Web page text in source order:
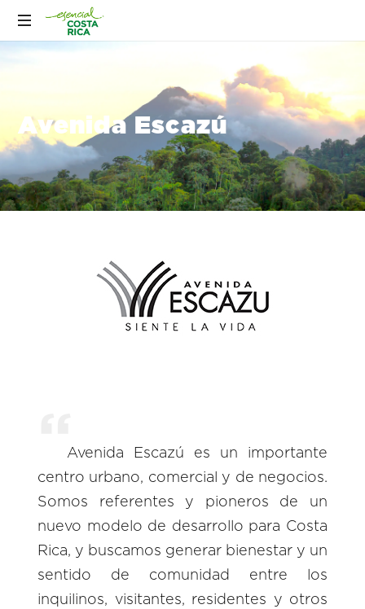
Avenida Escazú
Avenida Escazú es un importante
centro urbano, comercial y de negocios.
Somos referentes y pioneros de un
nuevo modelo de desarrollo para Costa
Rica, y buscamos generar bienestar y un
sentido de comunidad entre los
inquilinos, visitantes, residentes y otros